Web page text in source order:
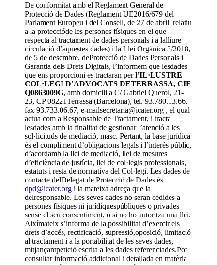
De conformitat amb el Reglament General de
Protecció de Dades (Reglament UE2016/679 del
Parlament Europeu i del Consell, de 27 de abril, relatiu
a la proteccióde les persones físiques en el que
respecta al tractament de dades personals i a lalliure
circulació d’aquestes dades) i la Llei Orgànica 3/2018,
de 5 de desembre, deProtecció de Dades Personals i
Garantia dels Drets Digitals, l’informem que lesdades
que ens proporcioni es tractaran perl’IL·LUSTRE
COL·LEGI D’ADVOCATS DETERRASSA, CIF
Q0863009G, amb domicili a C/ Gabriel Querol, 21-
23, CP 08221Terrassa (Barcelona), tel. 93.780.13.66,
fax 93.733.06.67, e-mailsecretaria@icater.org , el qual
actua com a Responsable de Tractament, i tracta
lesdades amb la finalitat de gestionar l’atenció a les
sol·licituds de mediació, masc. Pertant, la base jurídica
és el compliment d’obligacions legals i l’interés públic,
d’acordamb la llei de mediació, llei de mesures
d’eficiència de justícia, llei de col·legis professionals,
estatuts i resta de normativa del Col·legi. Les dades de
contacte delDelegat de Protecció de Dades és
dpd@icater.org i la mateixa adreça que la
delresponsable. Les seves dades no seran cedides a
persones físiques ni jurídiquespúbliques o privades
sense el seu consentiment, o si no ho autoritza una llei.
Aixímateix s’informa de la possibilitat d’exercir els
drets d’accés, rectificació, supressió,oposició, limitació
al tractament i a la portabilitat de les seves dades,
mitjançantpetició escrita a les dades referenciades.Pot
consultar informació addicional i detallada en matèria